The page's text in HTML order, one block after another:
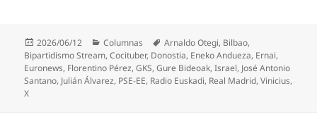
Publicado
el
2026/06/12 Categorías
Columnas Etiquetas
Arnaldo Otegi, Bilbao,
Bipartidismo Stream,Cocituber, Donostia, Eneko Andueza, Ernai,
Euronews, Florentino Pérez,GKS,Gure Bideoak,Israel, José Antonio
Santano, Julián Álvarez, PSE-EE, Radio Euskadi, Real Madrid,Vinicius,
X